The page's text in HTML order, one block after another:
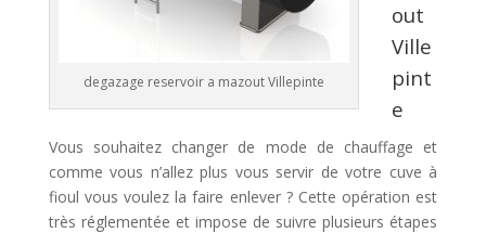
degazage reservoir a mazout Villepinte
out
Ville
pint
e
Vous souhaitez changer de mode de chauffage et
comme vous n’allez plus vous servir de votre cuve à
fioul vous voulez la faire enlever ? Cette opération est
très réglementée et impose de suivre plusieurs étapes